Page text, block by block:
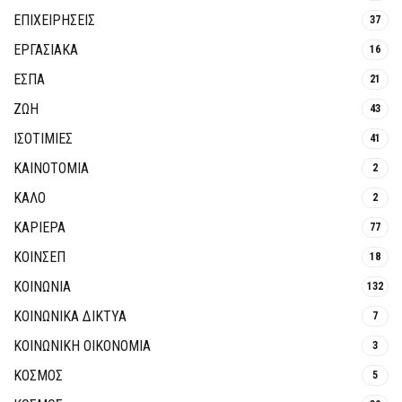
ΕΠΙΧΕΙΡΗΣΕΙΣ 37
ΕΡΓΑΣΙΑΚΑ 16
ΕΣΠΑ 21
ΖΩΗ 43
ΙΣΟΤΙΜΙΕΣ 41
ΚΑΙΝΟΤΟΜΊΑ 2
ΚΑΛΟ 2
ΚΑΡΙΕΡΑ 77
ΚΟΙΝΣΕΠ 18
ΚΟΙΝΩΝΙΑ 132
ΚΟΙΝΩΝΙΚΆ ΔΊΚΤΥΑ 7
ΚΟΙΝΩΝΙΚΉ ΟΙΚΟΝΟΜΊΑ 3
ΚΟΣΜΟΣ 5